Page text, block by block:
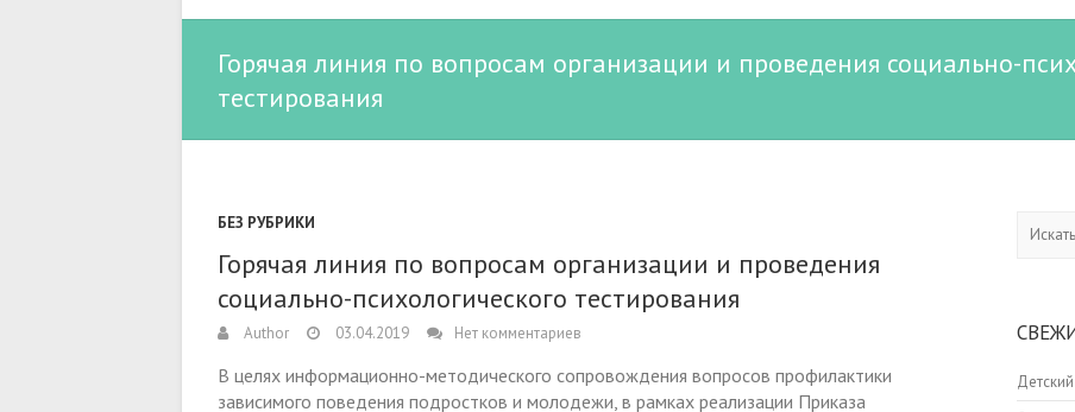
Горячая линия по вопросам организации и проведения социально-
тестирования
БЕЗ РУБРИКИ
Горячая линия по вопросам организации и проведения
социально-психологического тестирования
Author 03.04.2019 Нет комментариев
В целях информационно-методического сопровождения вопросов профилактики
зависимого поведения подростков и молодежи, в рамках реализации Приказа